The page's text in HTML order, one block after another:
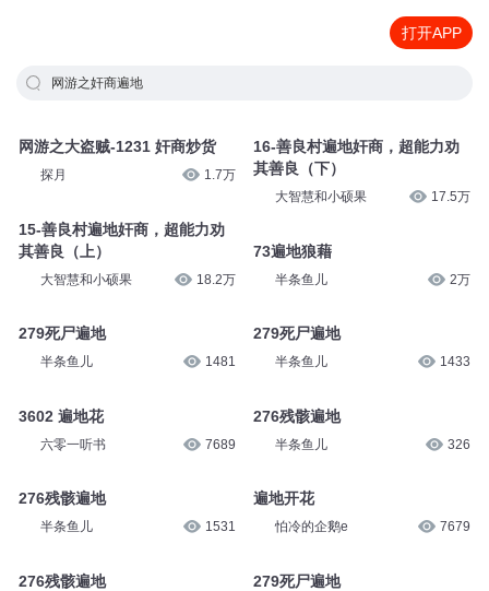
打开APP
网游之奸商遍地
网游之大盗贼-1231 奸商炒货
探月 1.7万
15-善良村遍地奸商，超能力劝
其善良（上）
大智慧和小硕果 18.2万
279死尸遍地
半条鱼儿 1481
3602 遍地花
六零一听书 7689
276残骸遍地
半条鱼儿 1531
276残骸遍地
16-善良村遍地奸商，超能力劝
其善良（下）
大智慧和小硕果 17.5万
73遍地狼藉
半条鱼儿 2万
279死尸遍地
半条鱼儿 1433
276残骸遍地
半条鱼儿 326
遍地开花
怕冷的企鹅e 7679
279死尸遍地